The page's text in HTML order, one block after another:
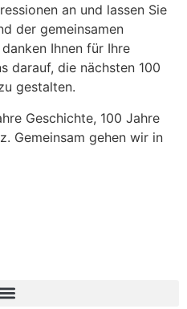
an und lassen Sie
der gemeinsamen
Ihnen für Ihre
darauf, die nächsten 100
gestalten.
Geschichte, 100 Jahre
Gemeinsam gehen wir in